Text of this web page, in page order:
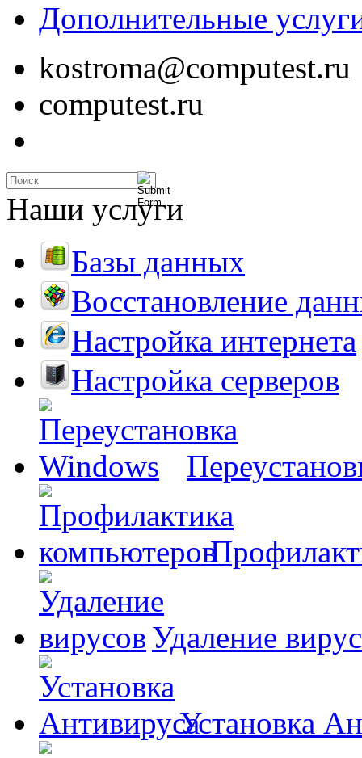
Дополнительные
kostroma@computest.ru
computest.ru
Наши услуги
Базы данных
Восстановление
Настройка интернета
Настройка серверов
Удаление
Установка